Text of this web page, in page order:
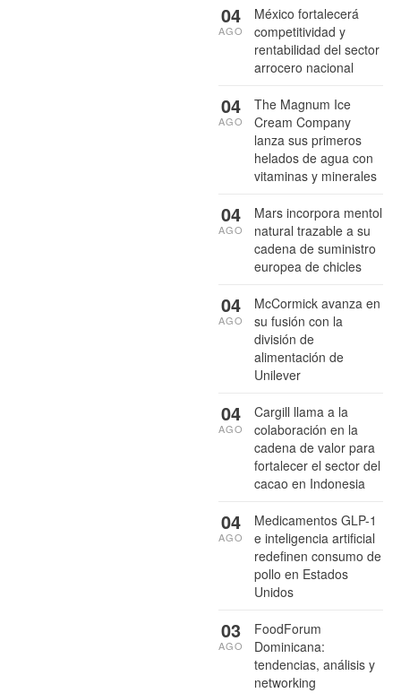
México fortalecerá
competitividad y
rentabilidad del sector
arrocero nacional
04
AGO
The Magnum Ice
Cream Company
lanza sus primeros
helados de agua con
vitaminas y minerales
04
AGO
Mars incorpora mentol
natural trazable a su
cadena de suministro
europea de chicles
04
AGO
McCormick avanza en
su fusión con la
división de
alimentación de
Unilever
04
AGO
Cargill llama a la
colaboración en la
cadena de valor para
fortalecer el sector del
cacao en Indonesia
04
AGO
Medicamentos GLP-1
e inteligencia artificial
redefinen consumo de
pollo en Estados
Unidos
04
AGO
FoodForum
Dominicana:
tendencias, análisis y
networking
03
AGO